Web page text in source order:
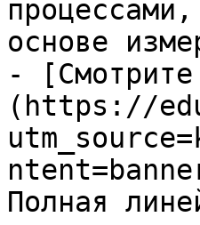
основе
- [Смотрите
(https://
Полная